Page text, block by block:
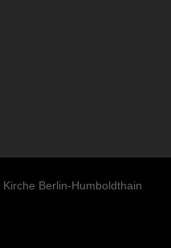
Berlin-Humboldthain